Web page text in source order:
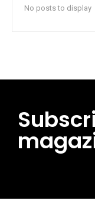
No posts to display